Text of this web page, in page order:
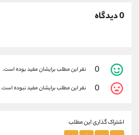
0 دیدگاه
0 نفر این مطلب برایشان مفید بوده است.
0 نفر این مطلب برایشان مفید نبوده است.
اشتراک گذاری این مطلب